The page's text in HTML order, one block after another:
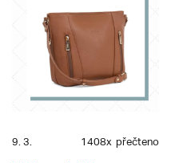
9. 3. 1408x přečteno